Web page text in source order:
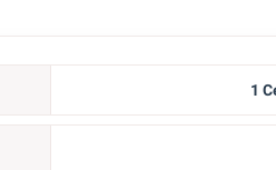
1